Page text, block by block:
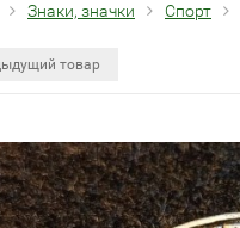
Знаки, значки Спорт
товар